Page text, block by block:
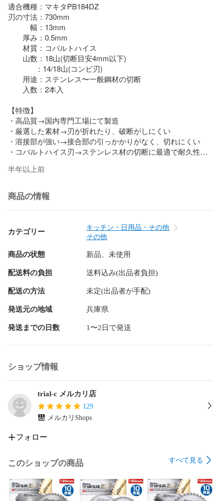
適合機種：マキタPB184DZ
刃の寸法：730mm
幅：13mm
厚み：0.5mm
材質：コバルトハイス
山数：18山(切断目安4mm以下)
              ：14/18山(コンビ刃)
用途：ステンレス〜一般鋼材の切断
入数：2本入
【特徴】
・高品質→国内専門工場にて製造
・厳選した素材→刃が折れたり、破断がしにくい
・溶接部が強い→接合部の引っかかりがなく、切れにくい
・コバルトハイス刃→ステンレス材の切断に最適で耐久性も
・コンビ刃→14/18山は切削の衝撃を抑え、スムーズに切断が
【切断用途】
鋼管・電線管・ステンレスパイプ・銅管・アングル・鉄筋・
メタルモール・ケーブルラック・レースウェイ・電線・アル
ミサッシなどの切断
半年以上前
商品の情報
カテゴリー
キッチン・日用品・その他
その他
商品の状態 新品、未使用
配送料の負担 送料込み(出品者負担)
配送の方法 未定(出品者が手配)
発送元の地域 兵庫県
発送までの日数 1〜2日で発送
ショップ情報
trial-c メルカリ店
129
メルカリShops
フォロー
このショップの商品 すべて見る